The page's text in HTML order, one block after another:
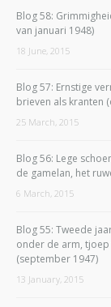
Blog 58:
van januari 1948)
18 June, 2015
Blog 57: Ernstige
brieven als kranten
25 March, 2015
Blog 56: Lege
de gamelan, het
6 March, 2015
Blog 55: Tweede
onder de arm,
(september 1947)
13 January, 2015